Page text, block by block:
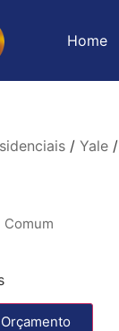
Home
/ Yale/
Comum